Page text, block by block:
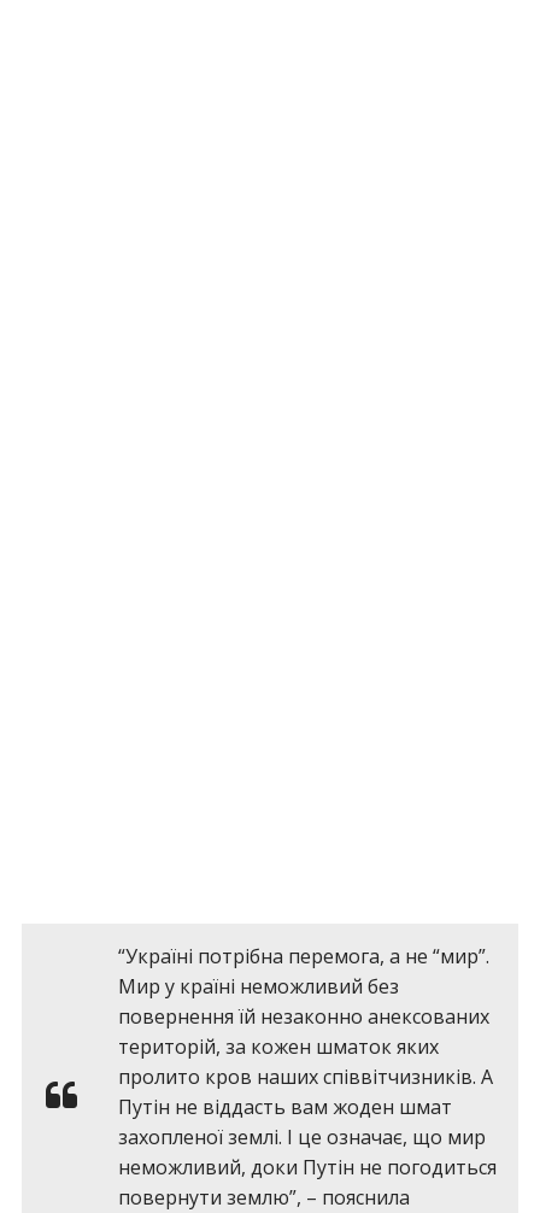
“Україні потрібна перемога, а не “мир”.
Мир у країні неможливий без
повернення їй незаконно анексованих
територій, за кожен шматок яких
пролито кров наших співвітчизників. А
Путін не віддасть вам жоден шмат
захопленої землі. І це означає, що мир
неможливий, доки Путін не погодиться
повернути землю”, – пояснила